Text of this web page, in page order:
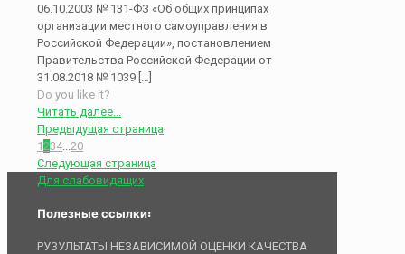
06.10.2003 № 131-ФЗ «Об общих принципах
организации местного самоуправления в
Российской Федерации», постановлением
Правительства Российской Федерации от
31.08.2018 № 1039 […]
Do you like it?
Читать далее...
Предыдущая страница
1234...20
Следующая страница
Для слабовидящих
Полезные ссылки:
РУЗУЛЬТАТЫ НЕЗАВИСИМОЙ ОЦЕНКИ КАЧЕСТВА